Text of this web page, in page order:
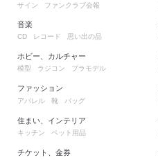
サイン ファンクラブ会報
音楽
CD レコード 思い出の品
ホビー、カルチャー
模型 ラジコン プラモデル
ファッション
アパレル 靴 バッグ
住まい、インテリア
キッチン ペット用品
チケット、金券